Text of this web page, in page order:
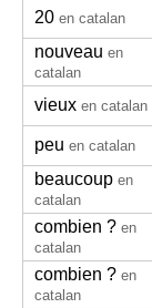
20 en catalan
nouveau en
catalan
vieux en catalan
peu en catalan
beaucoup en
catalan
combien ? en
catalan
combien ? en
catalan